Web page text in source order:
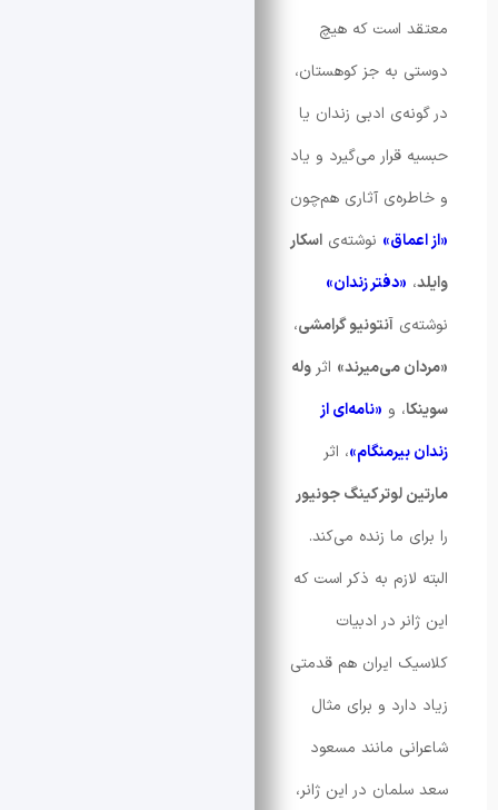
است که هیچ
به جز کوهستان،
ادبی زندان یا
می‌گیرد و یاد
آثاری هم‌چون
نوشته‌یاسکار
«دفتر زندان»
آنتونیو گرامشی،
می‌میرند»اثروله
«نامه‌ای از
، اثر
لوتر کینگ جونیور
ما زنده می‌کند.
به ذکر است که
در ادبیات
ایران هم قدمتی
و برای مثال
مانند مسعود
در این ژانر،